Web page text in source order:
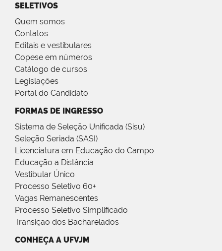
SELETIVOS
Quem somos
Contatos
Editais e vestibulares
Copese em números
Catálogo de cursos
Legislações
Portal do Candidato
FORMAS DE INGRESSO
Sistema de Seleção Unificada (Sisu)
Seleção Seriada (SASI)
Licenciatura em Educação do Campo
Educação a Distância
Vestibular Único
Processo Seletivo 60+
Vagas Remanescentes
Processo Seletivo Simplificado
Transição dos Bacharelados
CONHEÇA A UFVJM